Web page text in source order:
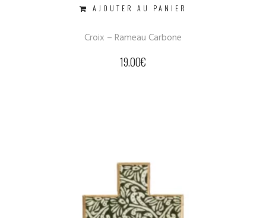
AJOUTER AU PANIER
Croix – Rameau Carbone
19.00€